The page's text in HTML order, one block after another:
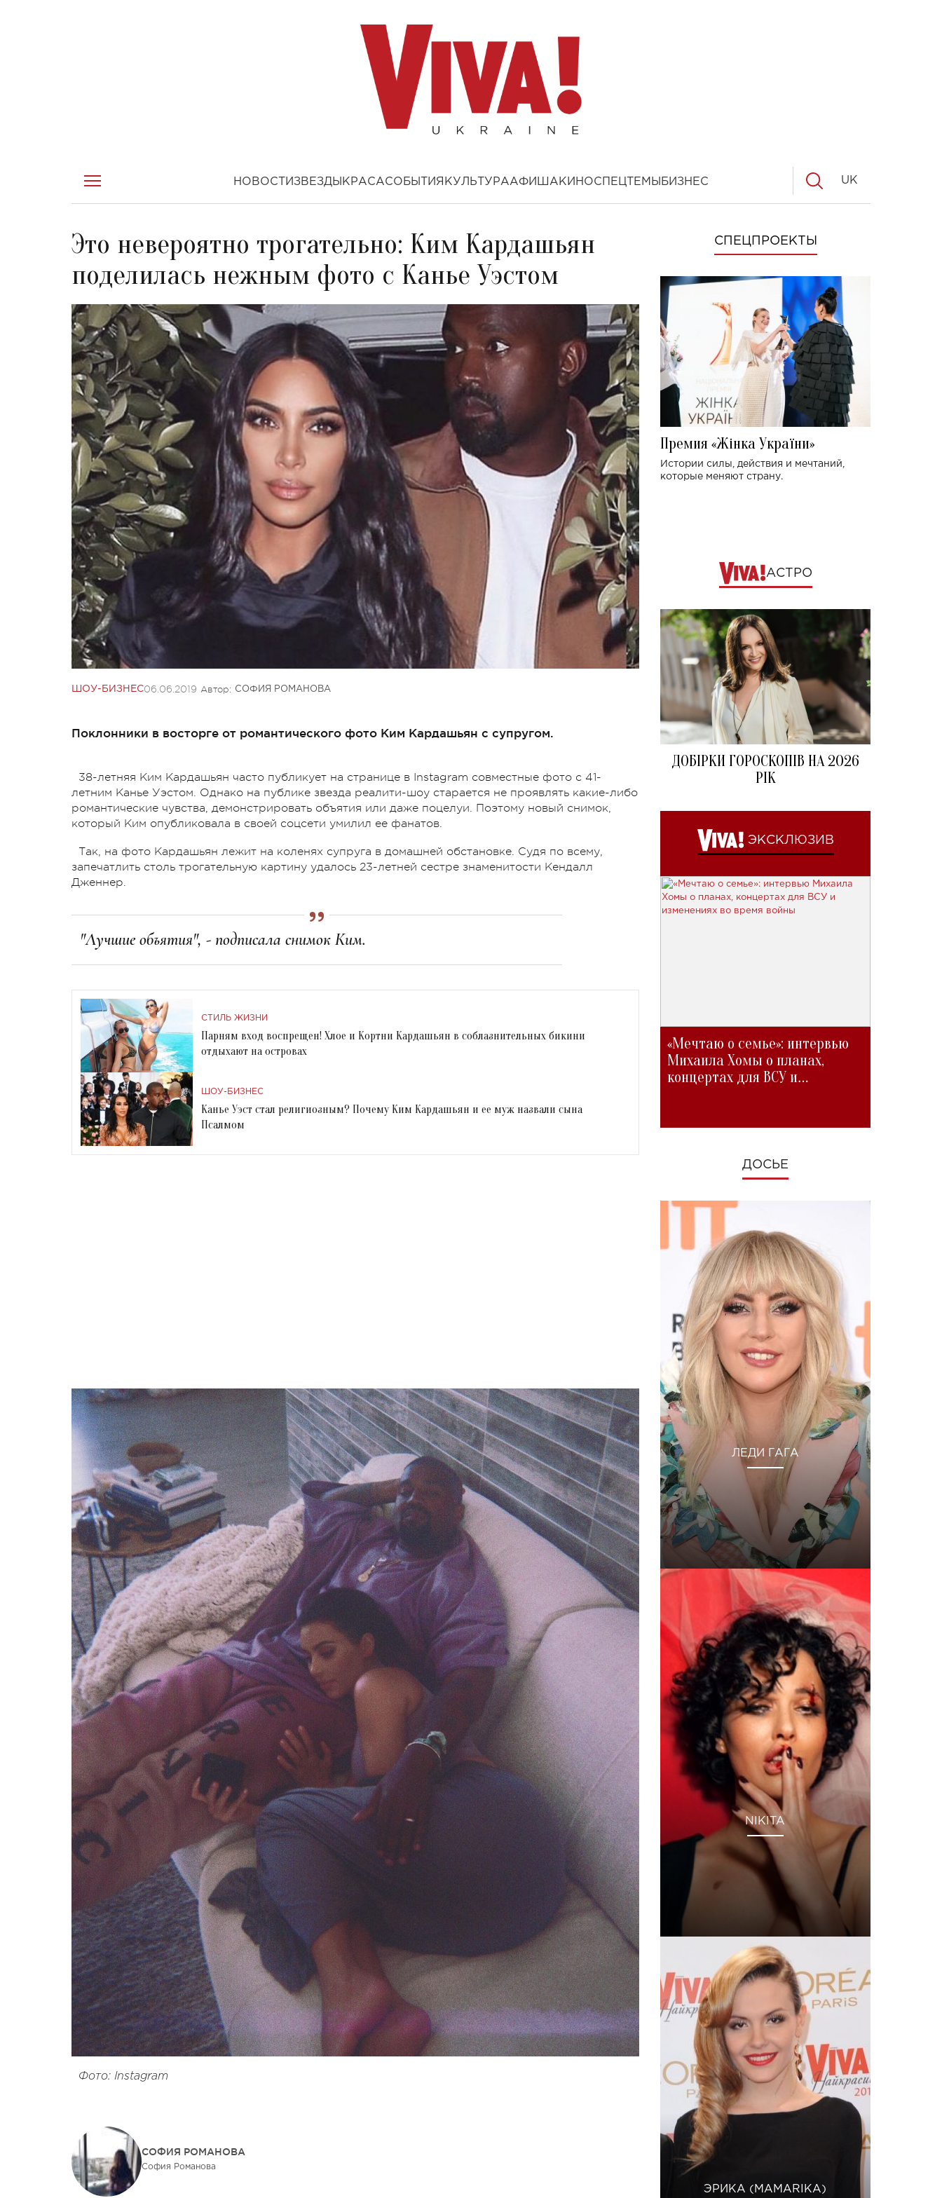
НОВОСТИ ЗВЕЗДЫ КРАСАСОБЫТИЯ КУЛЬТУРААФИША КИНОСПЕЦТЕМЫ БИЗНЕС UK
Это невероятно трогательно: Ким Кардашьян
поделилась нежным фото с Канье Уэстом
ШОУ-БИЗНЕС06.06.2019 Автор: СОФИЯ РОМАНОВА
Поклонники в восторге от романтического фото Ким Кардашьян с супругом.
38-летняя Ким Кардашьян часто публикует на странице в Instagram совместные фото с 41-
летним Канье Уэстом. Однако на публике звезда реалити-шоу старается не проявлять какие-либо
романтические чувства, демонстрировать объятия или даже поцелуи. Поэтому новый снимок,
который Ким опубликовала в своей соцсети умилил ее фанатов.
Так, на фото Кардашьян лежит на коленях супруга в домашней обстановке. Судя по всему,
запечатлить столь трогательную картину удалось 23-летней сестре знаменитости Кендалл
Дженнер.
"Лучшие объятия", - подписала снимок Ким.
СТИЛЬ ЖИЗНИ
Парням вход воспрещен! Хлое и Кортни Кардашьян в соблазнительных бикини
отдыхают на островах
ШОУ-БИЗНЕС
Канье Уэст стал религиозным? Почему Ким Кардашьян и ее муж назвали сына
Псалмом
Фото: Instagram
СОФИЯ РОМАНОВА
София Романова
СПЕЦПРОЕКТЫ
Премия «Жінка України»
Истории силы, действия и мечтаний,
которые меняют страну.
АСТРО
ДОБІРКИ ГОРОСКОПІВ НА 2026
РІК
ЭКСКЛЮЗИВ
«Мечтаю о семье»: интервью
Михаила Хомы о планах,
концертах для ВСУ и
ДОСЬЕ
ЛЕДИ ГАГА
NIKITA
ЭРИКА (MAMARIKA)